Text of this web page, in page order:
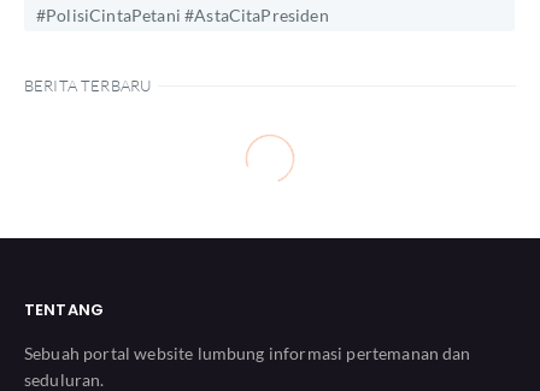
#PolisiCintaPetani #AstaCitaPresiden
BERITA TERBARU
TENTANG
Sebuah portal website lumbung informasi pertemanan dan
seduluran.